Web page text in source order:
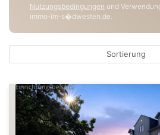
Nutzungsbedingungen und
immo-im-s�dwesten.de.
Sortierung